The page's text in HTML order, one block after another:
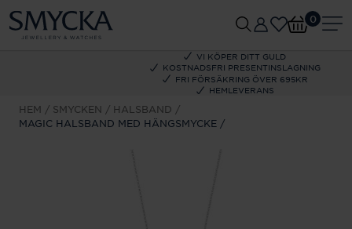
VI KÖPER DITT GULD
KOSTNADSFRI PRESENTINSLAGNING
FRI FÖRSÄKRING ÖVER 695KR
HEMLEVERANS
0
HEM SMYCKEN
HALSBAND
MAGIC HALSBAND MED HÄNGSMYCKE